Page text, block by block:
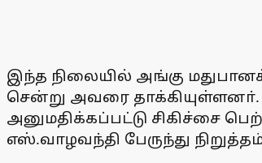
இந்த நிலையில் அங்கு
சென்று அவரை
அனுமதிக்கப்பட்டு சிகிச்சை
எஸ்.வாழவந்தி பேருந்து